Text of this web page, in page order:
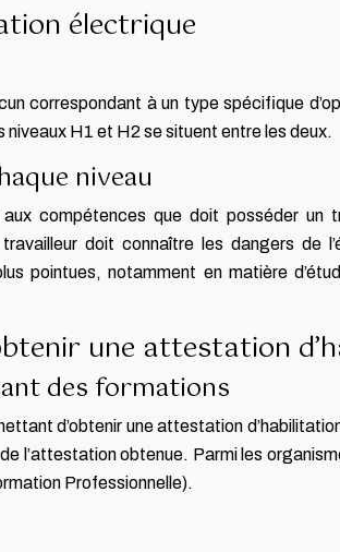
électrique
correspondant à un type spécifique
niveaux H1 et H2 se situent entre les deux.
niveau
compétences que doit posséder
doit connaître les dangers de
pointues, notamment en matière
une attestation
des formations
d’obtenir une attestation
l’attestation obtenue. Parmi les
Professionnelle).